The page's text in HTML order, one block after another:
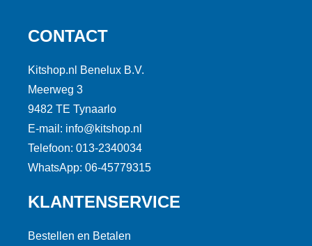
CONTACT
Kitshop.nl Benelux B.V.
Meerweg 3
9482 TE Tynaarlo
E-mail: info@kitshop.nl
Telefoon: 013-2340034
WhatsApp: 06-45779315
KLANTENSERVICE
Bestellen en Betalen